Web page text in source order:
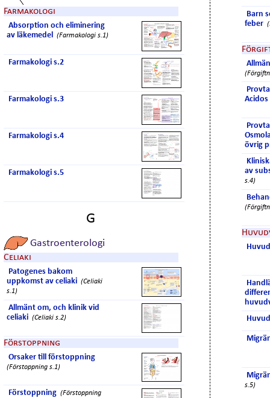
Farmakologi
Absorption och eliminering
av läkemedel (Farmakologi s.1)
Farmakologi s.2
Farmakologi s.3
Farmakologi s.4
Farmakologi s.5
G
Gastroenterologi
Celiaki
Patogenes bakom
uppkomst av celiaki (Celiaki
s.1)
Allmänt om, och klinik vid
celiaki (Celiaki s.2)
Förstoppning
Orsaker till förstoppning
(Förstoppning s.1)
Förstoppning (Förstoppning
Barn
feber
Acidos
övrig
av
s.4)
s.5)